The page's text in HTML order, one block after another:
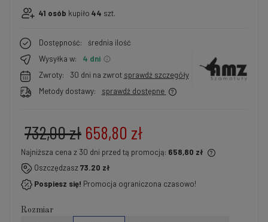
41 osób kupiło 44 szt.
Dostępność:
średnia ilość
Wysyłka w:
4 dni
Zwroty:
30 dni na zwrot sprawdź szczegóły
Metody dostawy:
sprawdź dostępne
658,80 zł
732,00 zł
Najniższa cena z 30 dni przed tą promocją: 658,80 zł
Jeżeli produkt jest sprzedawany krócej niż 30 dni,
wyświetlana jest najniższa cena od momentu, kiedy
produkt pojawił się w sprzedaży.
Oszczędzasz73.20 zł
Pospiesz się! Promocja ograniczona czasowo!
Rozmiar